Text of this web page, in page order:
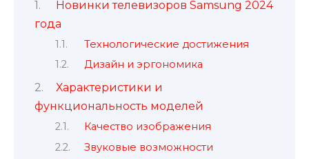
Новинки телевизоров Samsung 2024
года
Технологические достижения
Дизайн и эргономика
Характеристики и
функциональность моделей
Качество изображения
Звуковые возможности